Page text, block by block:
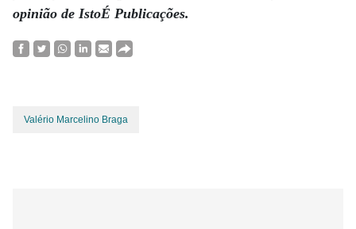
opinião de IstoÉ Publicações.
Valério Marcelino Braga